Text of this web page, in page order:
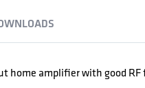
home amplifier with good